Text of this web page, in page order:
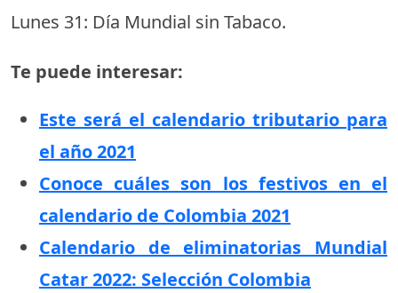
Lunes 31: Día Mundial sin Tabaco.
Te puede interesar:
Este será el calendario tributario para
el año 2021
Conoce cuáles son los festivos en el
calendario de Colombia 2021
Calendario de eliminatorias Mundial
Catar 2022: Selección Colombia